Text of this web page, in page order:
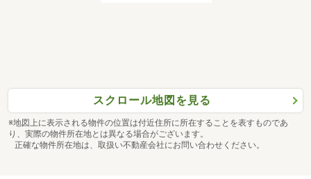
スクロール地図を見る
※地図上に表示される物件の位置は付近住所に所在することを表すものであ
り、実際の物件所在地とは異なる場合がございます。
正確な物件所在地は、取扱い不動産会社にお問い合わせください。